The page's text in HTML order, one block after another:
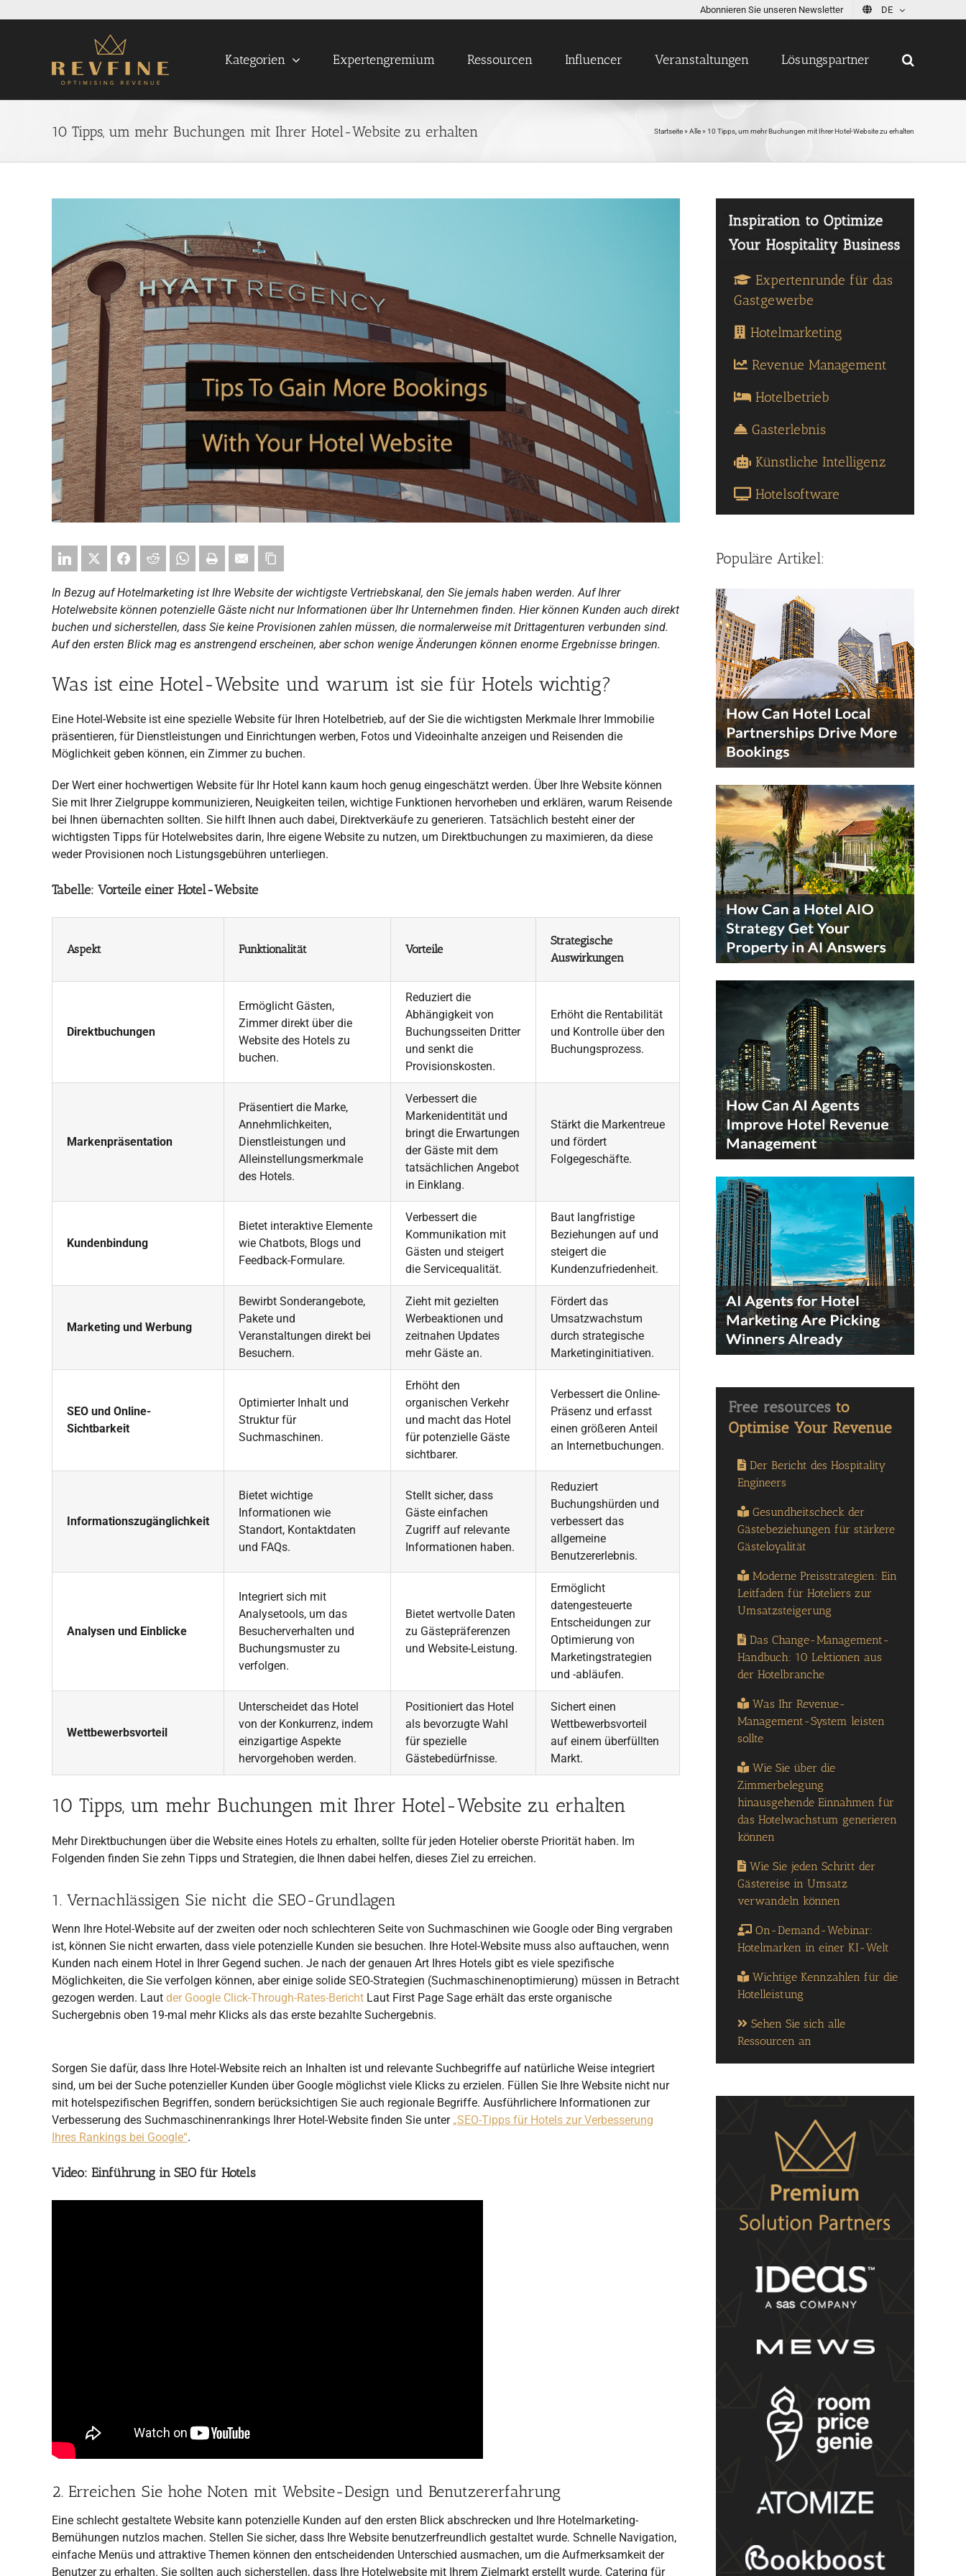
Abonnieren Sie unseren Newsletter DE
Kategorien Expertengremium Ressourcen Influencer Veranstaltungen Lösungspartner
10 Tipps, um mehr Buchungen mit Ihrer Hotel-Website zu erhalten Startseite» Alle» 10 Tipps, um mehr Buchungen mit Ihrer Hotel-Website zu erhalten
In Bezug auf Hotelmarketing ist Ihre Website der wichtigste Vertriebskanal, den Sie jemals haben werden. Auf Ihrer
Hotelwebsite können potenzielle Gäste nicht nur Informationen über Ihr Unternehmen finden. Hier können Kunden auch direkt
buchen und sicherstellen, dass Sie keine Provisionen zahlen müssen, die normalerweise mit Drittagenturen verbunden sind.
Auf den ersten Blick mag es anstrengend erscheinen, aber schon wenige Änderungen können enorme Ergebnisse bringen.
Was ist eine Hotel-Website und warum ist sie für Hotels wichtig?
Eine Hotel-Website ist eine spezielle Website für Ihren Hotelbetrieb, auf der Sie die wichtigsten Merkmale Ihrer Immobilie
präsentieren, für Dienstleistungen und Einrichtungen werben, Fotos und Videoinhalte anzeigen und Reisenden die
Möglichkeit geben können, ein Zimmer zu buchen.
Der Wert einer hochwertigen Website für Ihr Hotel kann kaum hoch genug eingeschätzt werden. Über Ihre Website können
Sie mit Ihrer Zielgruppe kommunizieren, Neuigkeiten teilen, wichtige Funktionen hervorheben und erklären, warum Reisende
bei Ihnen übernachten sollten. Sie hilft Ihnen auch dabei, Direktverkäufe zu generieren. Tatsächlich besteht einer der
wichtigsten Tipps für Hotelwebsites darin, Ihre eigene Website zu nutzen, um Direktbuchungen zu maximieren, da diese
weder Provisionen noch Listungsgebühren unterliegen.
Tabelle: Vorteile einer Hotel-Website
Aspekt Funktionalität Vorteile
Strategische
Auswirkungen
Direktbuchungen
Ermöglicht Gästen,
Zimmer direkt über die
Website des Hotels zu
buchen.
Reduziert die
Abhängigkeit von
Buchungsseiten Dritter
und senkt die
Provisionskosten.
Erhöht die Rentabilität
und Kontrolle über den
Buchungsprozess.
Markenpräsentation
Präsentiert die Marke,
Annehmlichkeiten,
Dienstleistungen und
Alleinstellungsmerkmale
des Hotels.
Verbessert die
Markenidentität und
bringt die Erwartungen
der Gäste mit dem
tatsächlichen Angebot
in Einklang.
Stärkt die Markentreue
und fördert
Folgegeschäfte.
Kundenbindung
Bietet interaktive Elemente
wie Chatbots, Blogs und
Feedback-Formulare.
Verbessert die
Kommunikation mit
Gästen und steigert
die Servicequalität.
Baut langfristige
Beziehungen auf und
steigert die
Kundenzufriedenheit.
Marketing und Werbung
Bewirbt Sonderangebote,
Pakete und
Veranstaltungen direkt bei
Besuchern.
Zieht mit gezielten
Werbeaktionen und
zeitnahen Updates
mehr Gäste an.
Fördert das
Umsatzwachstum
durch strategische
Marketinginitiativen.
SEO und Online-
Sichtbarkeit
Optimierter Inhalt und
Struktur für
Suchmaschinen.
Erhöht den
organischen Verkehr
und macht das Hotel
für potenzielle Gäste
sichtbarer.
Verbessert die Online-
Präsenz und erfasst
einen größeren Anteil
an Internetbuchungen.
Informationszugänglichkeit
Bietet wichtige
Informationen wie
Standort, Kontaktdaten
und FAQs.
Stellt sicher, dass
Gäste einfachen
Zugriff auf relevante
Informationen haben.
Reduziert
Buchungshürden und
verbessert das
allgemeine
Benutzererlebnis.
Analysen und Einblicke
Integriert sich mit
Analysetools, um das
Besucherverhalten und
Buchungsmuster zu
verfolgen.
Bietet wertvolle Daten
zu Gästepräferenzen
und Website-Leistung.
Ermöglicht
datengesteuerte
Entscheidungen zur
Optimierung von
Marketingstrategien
und -abläufen.
Wettbewerbsvorteil
Unterscheidet das Hotel
von der Konkurrenz, indem
einzigartige Aspekte
hervorgehoben werden.
Positioniert das Hotel
als bevorzugte Wahl
für spezielle
Gästebedürfnisse.
Sichert einen
Wettbewerbsvorteil
auf einem überfüllten
Markt.
10 Tipps, um mehr Buchungen mit Ihrer Hotel-Website zu erhalten
Mehr Direktbuchungen über die Website eines Hotels zu erhalten, sollte für jeden Hotelier oberste Priorität haben. Im
Folgenden finden Sie zehn Tipps und Strategien, die Ihnen dabei helfen, dieses Ziel zu erreichen.
1. Vernachlässigen Sie nicht die SEO-Grundlagen
Wenn Ihre Hotel-Website auf der zweiten oder noch schlechteren Seite von Suchmaschinen wie Google oder Bing vergraben
ist, können Sie nicht erwarten, dass viele potenzielle Kunden sie besuchen. Ihre Hotel-Website muss also auftauchen, wenn
Kunden nach einem Hotel in Ihrer Gegend suchen. Je nach der genauen Art Ihres Hotels gibt es viele spezifische
Möglichkeiten, die Sie verfolgen können, aber einige solide SEO-Strategien (Suchmaschinenoptimierung) müssen in Betracht
gezogen werden. Laut der Google Click-Through-Rates-Bericht Laut First Page Sage erhält das erste organische
Suchergebnis oben 19-mal mehr Klicks als das erste bezahlte Suchergebnis.
Sorgen Sie dafür, dass Ihre Hotel-Website reich an Inhalten ist und relevante Suchbegriffe auf natürliche Weise integriert
sind, um bei der Suche potenzieller Kunden über Google möglichst viele Klicks zu erzielen. Füllen Sie Ihre Website nicht nur
mit hotelspezifischen Begriffen, sondern berücksichtigen Sie auch regionale Begriffe. Ausführlichere Informationen zur
Verbesserung des Suchmaschinenrankings Ihrer Hotel-Website finden Sie unter „SEO-Tipps für Hotels zur Verbesserung
Ihres Rankings bei Google“.
Video: Einführung in SEO für Hotels
2. Erreichen Sie hohe Noten mit Website-Design und Benutzererfahrung
Eine schlecht gestaltete Website kann potenzielle Kunden auf den ersten Blick abschrecken und Ihre Hotelmarketing-
Bemühungen nutzlos machen. Stellen Sie sicher, dass Ihre Website benutzerfreundlich gestaltet wurde. Schnelle Navigation,
einfache Menüs und attraktive Themen können den entscheidenden Unterschied ausmachen, um die Aufmerksamkeit der
Benutzer zu erhalten. Sie sollten auch sicherstellen, dass Ihre Hotelwebsite mit Ihrem Zielmarkt erstellt wurde. Catering für
Expertenrunde für das
Gastgewerbe
Hotelmarketing
Revenue Management
Hotelbetrieb
Gasterlebnis
Künstliche Intelligenz
Hotelsoftware
Populäre Artikel:
Der Bericht des Hospitality
Engineers
Gesundheitscheck der
Gästebeziehungen für stärkere
Gästeloyalität
Moderne Preisstrategien: Ein
Leitfaden für Hoteliers zur
Umsatzsteigerung
Das Change-Management-
Handbuch: 10 Lektionen aus
der Hotelbranche
Was Ihr Revenue-
Management-System leisten
sollte
Wie Sie über die
Zimmerbelegung
hinausgehende Einnahmen für
das Hotelwachstum generieren
können
Wie Sie jeden Schritt der
Gästereise in Umsatz
verwandeln können
On-Demand-Webinar:
Hotelmarken in einer KI-Welt
Wichtige Kennzahlen für die
Hotelleistung
Sehen Sie sich alle
Ressourcen an